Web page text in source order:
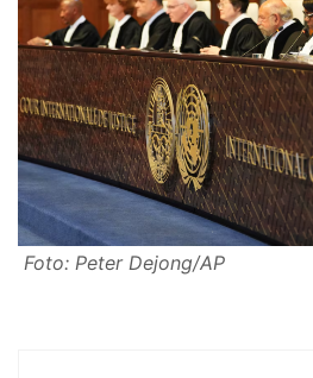
Foto: Peter Dejong/AP